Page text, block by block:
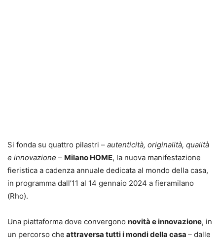
Si fonda su quattro pilastri – autenticità, originalità, qualità
e innovazione – Milano HOME, la nuova manifestazione
fieristica a cadenza annuale dedicata al mondo della casa,
in programma dall’11 al 14 gennaio 2024 a fieramilano
(Rho).
Una piattaforma dove convergono novità e innovazione, in
un percorso che attraversa tutti i mondi della casa – dalle